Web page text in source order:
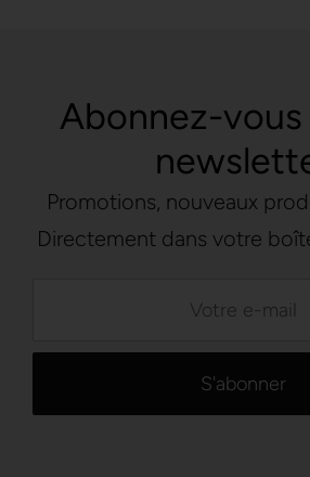
Abonnez-vous
Promotions, nouveaux
Directement dans votre